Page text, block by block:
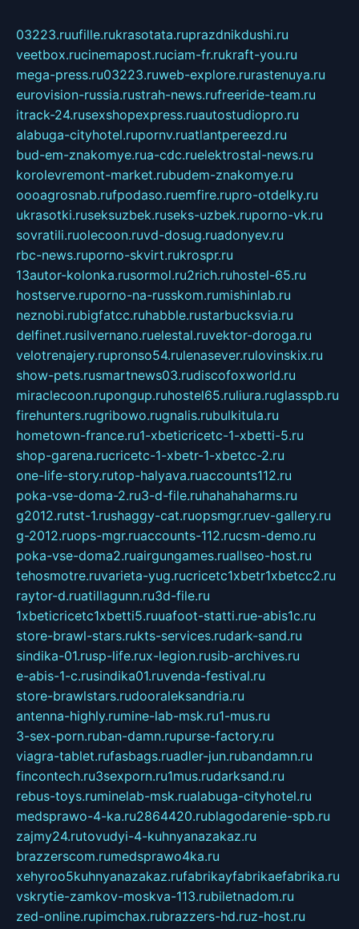
03223.ruufille.rukrasotata.ruprazdnikdushi.ru
veetbox.rucinemapost.ruciam-fr.rukraft-you.ru
mega-press.ru03223.ruweb-explore.rurastenuya.ru
eurovision-russia.rustrah-news.rufreeride-team.ru
itrack-24.rusexshopexpress.ruautostudiopro.ru
alabuga-cityhotel.rupornv.ruatlantpereezd.ru
bud-em-znakomye.rua-cdc.ruelektrostal-news.ru
korolevremont-market.rubudem-znakomye.ru
oooagrosnab.rufpodaso.ruemfire.rupro-otdelky.ru
ukrasotki.ruseksuzbek.ruseks-uzbek.ruporno-vk.ru
sovratili.ruolecoon.ruvd-dosug.ruadonyev.ru
rbc-news.ruporno-skvirt.rukrospr.ru
13autor-kolonka.rusormol.ru2rich.ruhostel-65.ru
hostserve.ruporno-na-russkom.rumishinlab.ru
neznobi.rubigfatcc.ruhabble.rustarbucksvia.ru
delfinet.rusilvernano.ruelestal.ruvektor-doroga.ru
velotrenajery.rupronso54.rulenasever.rulovinskix.ru
show-pets.rusmartnews03.rudiscofoxworld.ru
miraclecoon.rupongup.ruhostel65.ruliura.ruglasspb.ru
firehunters.rugribowo.rugnalis.rubulkitula.ru
hometown-france.ru1-xbeticricetc-1-xbetti-5.ru
shop-garena.rucricetc-1-xbetr-1-xbetcc-2.ru
one-life-story.rutop-halyava.ruaccounts112.ru
poka-vse-doma-2.ru3-d-file.ruhahahaharms.ru
g2012.rutst-1.rushaggy-cat.ruopsmgr.ruev-gallery.ru
g-2012.ruops-mgr.ruaccounts-112.rucsm-demo.ru
poka-vse-doma2.ruairgungames.ruallseo-host.ru
tehosmotre.ruvarieta-yug.rucricetc1xbetr1xbetcc2.ru
raytor-d.ruatillagunn.ru3d-file.ru
1xbeticricetc1xbetti5.ruuafoot-statti.rue-abis1c.ru
store-brawl-stars.rukts-services.rudark-sand.ru
sindika-01.rusp-life.rux-legion.rusib-archives.ru
e-abis-1-c.rusindika01.ruvenda-festival.ru
store-brawlstars.rudooraleksandria.ru
antenna-highly.rumine-lab-msk.ru1-mus.ru
3-sex-porn.ruban-damn.rupurse-factory.ru
viagra-tablet.rufasbags.ruadler-jun.rubandamn.ru
fincontech.ru3sexporn.ru1mus.rudarksand.ru
rebus-toys.ruminelab-msk.rualabuga-cityhotel.ru
medsprawo-4-ka.ru2864420.rublagodarenie-spb.ru
zajmy24.rutovudyi-4-kuhnyanazakaz.ru
brazzerscom.rumedsprawo4ka.ru
xehyroo5kuhnyanazakaz.rufabrikayfabrikaefabrika.ru
vskrytie-zamkov-moskva-113.rubiletnadom.ru
zed-online.rupimchax.rubrazzers-hd.ruz-host.ru